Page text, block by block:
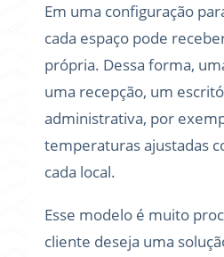
Em uma configuração
cada espaço pode
própria. Dessa forma,
uma recepção, um
administrativa, por
temperaturas ajustadas
cada local.
Esse modelo é muito
cliente deseja uma